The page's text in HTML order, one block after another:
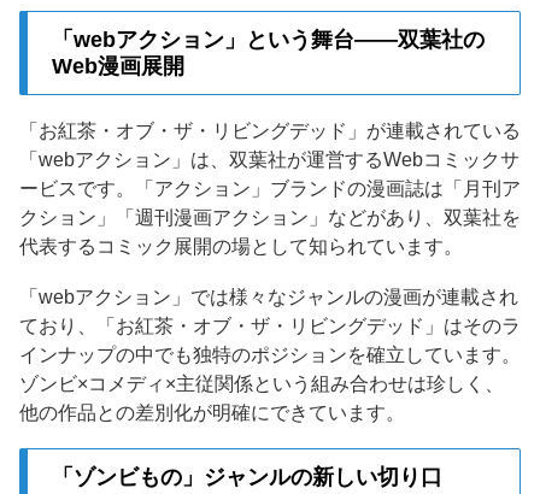
「webアクション」という舞台——双葉社の
Web漫画展開
「お紅茶・オブ・ザ・リビングデッド」が連載されている
「webアクション」は、双葉社が運営するWebコミックサ
ービスです。「アクション」ブランドの漫画誌は「月刊ア
クション」「週刊漫画アクション」などがあり、双葉社を
代表するコミック展開の場として知られています。
「webアクション」では様々なジャンルの漫画が連載され
ており、「お紅茶・オブ・ザ・リビングデッド」はそのラ
インナップの中でも独特のポジションを確立しています。
ゾンビ×コメディ×主従関係という組み合わせは珍しく、
他の作品との差別化が明確にできています。
「ゾンビもの」ジャンルの新しい切り口